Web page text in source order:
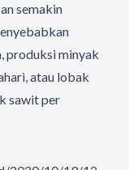
semakin
produksi minyak
atau lobak
sawit per